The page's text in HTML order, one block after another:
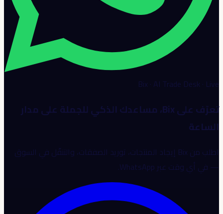
Bix · AI Trade Desk · Live
تعرّف على Bix، مساعدك الذكي للجملة على مدار
الساعة
اطلب من Bix إيجاد المنتجات، توريد الصفقات، والتنقّل في السوق
— في أي وقت عبر WhatsApp.